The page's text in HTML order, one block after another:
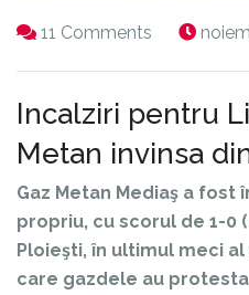
11 Comments
Incalziri pentru
Metan invinsa
Gaz Metan Mediaş a fost
propriu, cu scorul de 1-0
Ploieşti, în ultimul meci al
care gazdele au